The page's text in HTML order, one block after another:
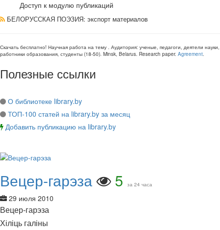
Доступ к модулю публикаций
БЕЛОРУССКАЯ ПОЭЗИЯ: экспорт материалов
Скачать бесплатно! Научная работа на тему . Аудитория: ученые, педагоги, деятели науки,
работники образования, студенты (18-50). Minsk, Belarus. Research paper. Agreement.
Полезные ссылки
О библиотеке library.by
ТОП-100 статей на library.by за месяц
Добавить публикацию на library.by
Вецер-гарэза 5 за 24 часа
29 июля 2010
Вецер-гарэза
Хіліць галіны